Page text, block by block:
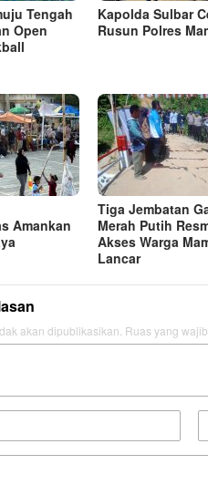
Tengah
Open
Kapolda Sulbar
Rusun Polres
Amankan
Tiga Jembatan
Merah Putih
Akses Warga
Lancar
akan dipublikasikan. Ruas yang